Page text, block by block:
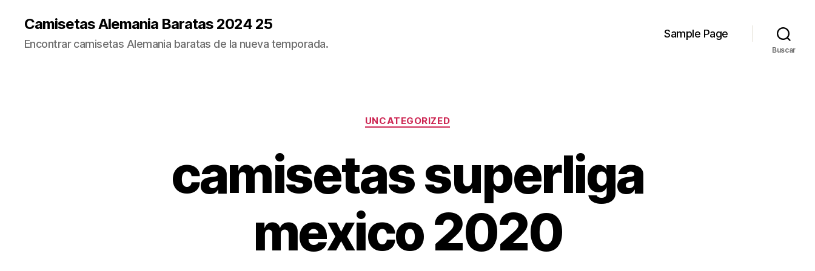
Camisetas Alemania Baratas 2024 25
Encontrar camisetas Alemania baratas de la nueva temporada.
Sample Page
Buscar
Categorías
UNCATEGORIZED
camisetas superliga
mexico 2020